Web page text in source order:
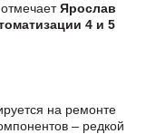
Ярослав
4 и 5
на ремонте
– редкой